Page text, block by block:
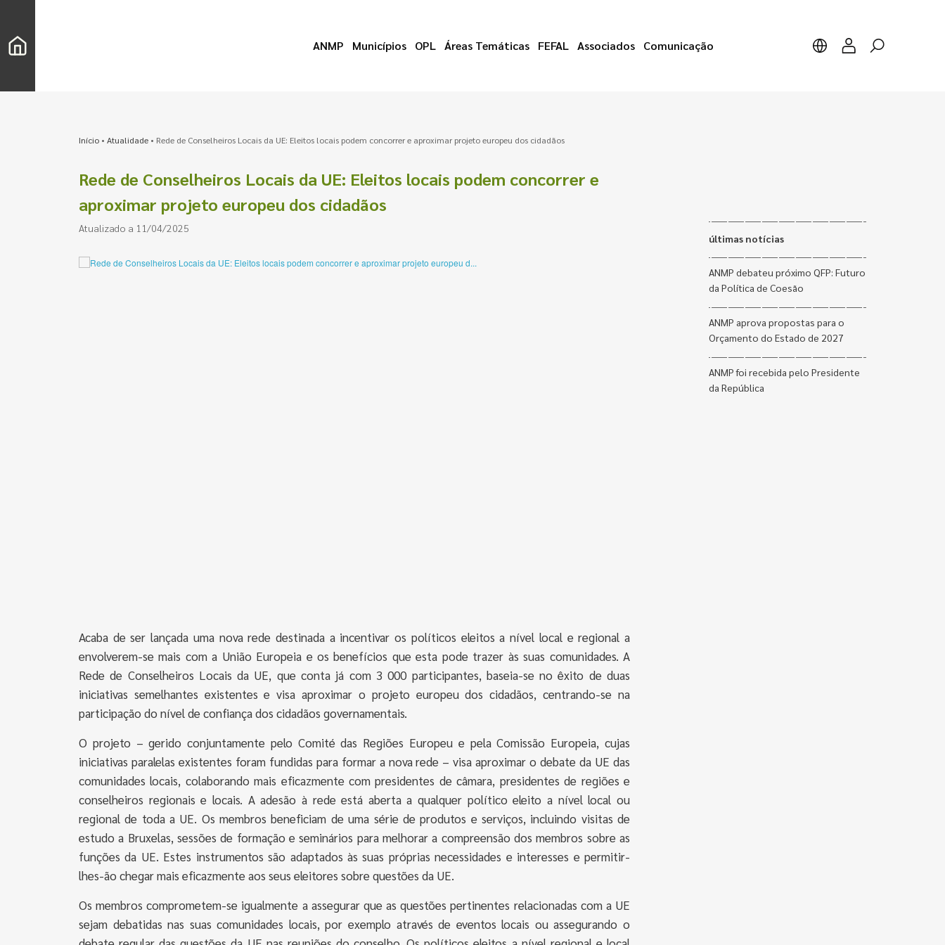
ANMP Municípios OPL Áreas Temáticas FEFAL Associados Comunicação
Início• Atualidade• Rede de Conselheiros Locais da UE: Eleitos locais podem concorrer e aproximar projeto europeu dos cidadãos
Rede de Conselheiros Locais da UE: Eleitos locais podem concorrer e
aproximar projeto europeu dos cidadãos
Atualizado a 11/04/2025
Acaba de ser lançada uma nova rede destinada a incentivar os políticos eleitos a nível local e regional a
envolverem-se mais com a União Europeia e os benefícios que esta pode trazer às suas comunidades. A
Rede de Conselheiros Locais da UE, que conta já com 3 000 participantes, baseia-se no êxito de duas
iniciativas semelhantes existentes e visa aproximar o projeto europeu dos cidadãos, centrando-se na
participação do nível de confiança dos cidadãos governamentais.
O projeto – gerido conjuntamente pelo Comité das Regiões Europeu e pela Comissão Europeia, cujas
iniciativas paralelas existentes foram fundidas para formar a nova rede – visa aproximar o debate da UE das
comunidades locais, colaborando mais eficazmente com presidentes de câmara, presidentes de regiões e
conselheiros regionais e locais. A adesão à rede está aberta a qualquer político eleito a nível local ou
regional de toda a UE. Os membros beneficiam de uma série de produtos e serviços, incluindo visitas de
estudo a Bruxelas, sessões de formação e seminários para melhorar a compreensão dos membros sobre as
funções da UE. Estes instrumentos são adaptados às suas próprias necessidades e interesses e permitir-
lhes-ão chegar mais eficazmente aos seus eleitores sobre questões da UE.
Os membros comprometem-se igualmente a assegurar que as questões pertinentes relacionadas com a UE
sejam debatidas nas suas comunidades locais, por exemplo através de eventos locais ou assegurando o
últimas notícias
ANMP debateu próximo QFP: Futuro
da Política de Coesão
ANMP aprova propostas para o
Orçamento do Estado de 2027
ANMP foi recebida pelo Presidente
da República